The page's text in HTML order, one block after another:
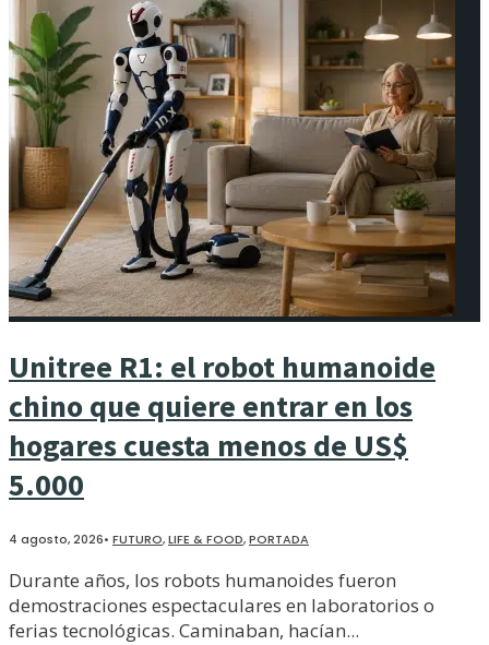
Unitree R1: el robot humanoide
chino que quiere entrar en los
hogares cuesta menos de US$
5.000
4 agosto, 2026• FUTURO,LIFE & FOOD,PORTADA
Durante años, los robots humanoides fueron
demostraciones espectaculares en laboratorios o
ferias tecnológicas. Caminaban, hacían...